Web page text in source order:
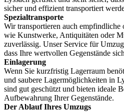
sicher und effizient transportiert
Spezialtransporte
Wir transportieren auch empfindliche
wie Kunstwerke, Antiquitäten oder
zuverlässig. Unser Service für
dass Ihre wertvollen Gegenstände
Einlagerung
Wenn Sie kurzfristig Lagerraum
und saubere Lagermöglichkeiten in
sind gut geschützt und bieten ideale
Aufbewahrung Ihrer Gegenstände.
Der Ablauf Ihres Umzugs